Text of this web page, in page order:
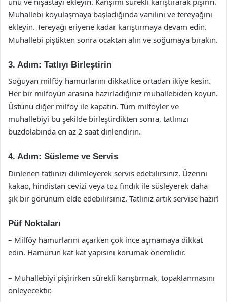
Muhallebi koyulaşmaya başladığında vanilini ve tereyağını
ekleyin. Tereyağı eriyene kadar karıştırmaya devam edin.
Muhallebi piştikten sonra ocaktan alın ve soğumaya bırakın.
3. Adım: Tatlıyı Birleştirin
Soğuyan milföy hamurlarını dikkatlice ortadan ikiye kesin.
Her bir milföyün arasına hazırladığınız muhallebiden koyun.
Üstünü diğer milföy ile kapatın. Tüm milföyler ve
muhallebiyi bu şekilde birleştirdikten sonra, tatlınızı
buzdolabında en az 2 saat dinlendirin.
4. Adım: Süsleme ve Servis
Dinlenen tatlınızı dilimleyerek servis edebilirsiniz. Üzerini
kakao, hindistan cevizi veya toz fındık ile süsleyerek daha
şık bir görünüm elde edebilirsiniz. Tatlınız artık servise hazır!
Püf Noktaları
– Milföy hamurlarını açarken çok ince açmamaya dikkat
edin. Hamurun kat kat yapısını korumak önemlidir.
– Muhallebiyi pişirirken sürekli karıştırmak, topaklanmasını
önleyecektir.